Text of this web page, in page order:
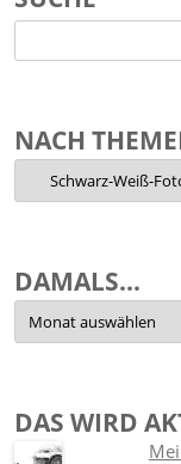
Suchen
nach:
NACH
Nach
Themen
sortiert
DAMALS…
Damals…
DAS WIRD